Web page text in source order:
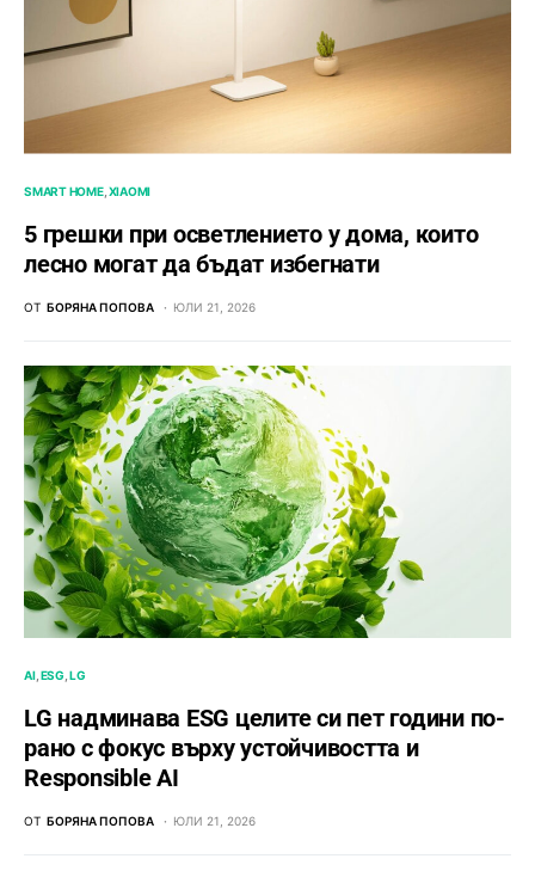
SMART HOME XIAOMI
5 грешки при осветлението у дома, които
лесно могат да бъдат избегнати
ОТ БОРЯНА ПОПОВА ЮЛИ 21, 2026
AI ESG LG
LG надминава ESG целите си пет години по-
рано с фокус върху устойчивостта и
Responsible AI
ОТ БОРЯНА ПОПОВА ЮЛИ 21, 2026